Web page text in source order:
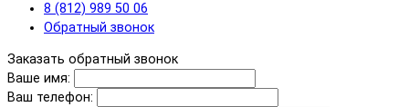
8 (812) 989 50 06
Обратный звонок
Заказать обратный звонок
Ваше имя:
Ваш телефон: